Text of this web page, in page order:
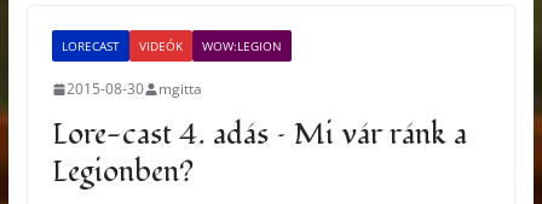
LORECAST VIDEÓK WOW:LEGION
2015-08-30 mgitta
Lore-cast 4. adás – Mi vár ránk a
Legionben?